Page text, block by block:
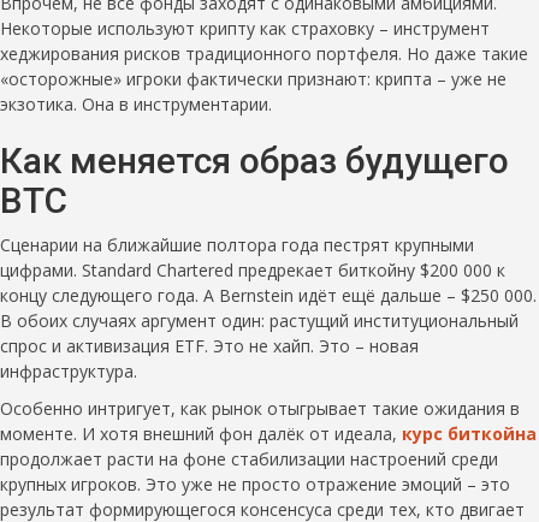
Некоторые используют крипту как страховку – инструмент
хеджирования рисков традиционного портфеля. Но даже такие
«осторожные» игроки фактически признают: крипта – уже не
экзотика. Она в инструментарии.
Как меняется образ будущего
BTC
Сценарии на ближайшие полтора года пестрят крупными
цифрами. Standard Chartered предрекает биткойну $200 000 к
концу следующего года. А Bernstein идёт ещё дальше – $250 000.
В обоих случаях аргумент один: растущий институциональный
спрос и активизация ETF. Это не хайп. Это – новая
инфраструктура.
Особенно интригует, как рынок отыгрывает такие ожидания в
моменте. И хотя внешний фон далёк от идеала, курс биткойна
продолжает расти на фоне стабилизации настроений среди
крупных игроков. Это уже не просто отражение эмоций – это
результат формирующегося консенсуса среди тех, кто двигает